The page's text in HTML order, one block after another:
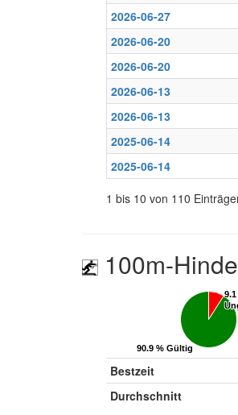
2026-06-27
2026-06-20
2026-06-20
2026-06-13
2026-06-13
2025-06-14
2025-06-14
1 bis 10 von 110
100m-
9.1
9.1
90.9 % Gültig
90.9 % Gültig
Bestzeit
Durchschnitt